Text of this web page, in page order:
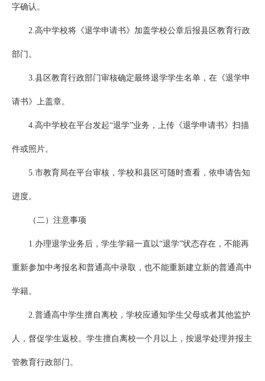
字确认。
2.高中学校将《退学申请书》加盖学校公章后报县区教育行政
部门。
3.县区教育行政部门审核确定最终退学学生名单，在《退学申
请书》上盖章。
4.高中学校在平台发起“退学”业务，上传《退学申请书》扫描
件或照片。
5.市教育局在平台审核，学校和县区可随时查看，依申请告知
进度。
（二）注意事项
1.办理退学业务后，学生学籍一直以“退学”状态存在，不能再
重新参加中考报名和普通高中录取，也不能重新建立新的普通高中
学籍。
2.普通高中学生擅自离校，学校应通知学生父母或者其他监护
人，督促学生返校。学生擅自离校一个月以上，按退学处理并报主
管教育行政部门。